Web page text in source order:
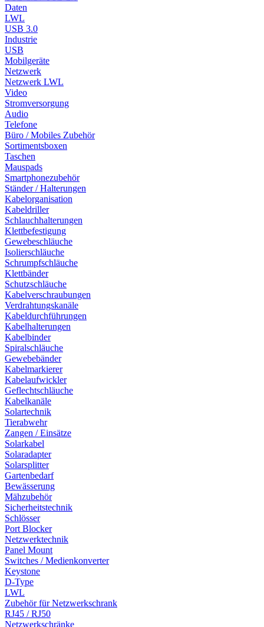
Daten
LWL
USB 3.0
Industrie
USB
Mobilgeräte
Netzwerk
Netzwerk LWL
Video
Stromversorgung
Audio
Telefone
Büro / Mobiles Zubehör
Sortimentsboxen
Taschen
Mauspads
Smartphonezubehör
Ständer / Halterungen
Kabelorganisation
Kabeldriller
Schlauchhalterungen
Klettbefestigung
Gewebeschläuche
Isolierschläuche
Schrumpfschläuche
Klettbänder
Schutzschläuche
Kabelverschraubungen
Verdrahtungskanäle
Kabeldurchführungen
Kabelhalterungen
Kabelbinder
Spiralschläuche
Gewebebänder
Kabelmarkierer
Kabelaufwickler
Geflechtschläuche
Kabelkanäle
Solartechnik
Tierabwehr
Zangen / Einsätze
Solarkabel
Solaradapter
Solarsplitter
Gartenbedarf
Bewässerung
Mähzubehör
Sicherheitstechnik
Schlösser
Port Blocker
Netzwerktechnik
Panel Mount
Switches / Medienkonverter
Keystone
D-Type
LWL
Zubehör für Netzwerkschrank
RJ45 / RJ50
Netzwerkschränke